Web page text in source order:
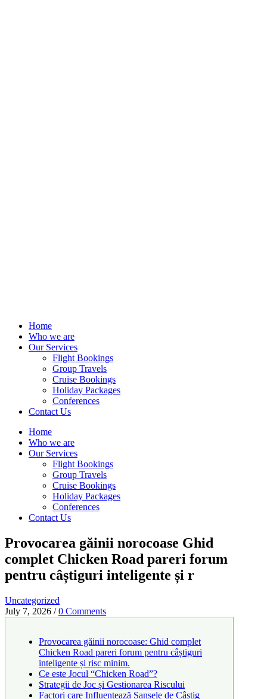
Home
Who we are
Our Services
Flight Bookings
Group Travels
Cruise Bookings
Holiday Packages
Conferences
Contact Us
Home
Who we are
Our Services
Flight Bookings
Group Travels
Cruise Bookings
Holiday Packages
Conferences
Contact Us
Provocarea găinii norocoase Ghid
complet Chicken Road pareri forum
pentru câștiguri inteligente și r
Uncategorized
July 7, 2026 / 0 Comments
Provocarea găinii norocoase: Ghid complet
Chicken Road pareri forum pentru câștiguri
inteligente și risc minim.
Ce este Jocul “Chicken Road”?
Strategii de Joc și Gestionarea Riscului
Factori care Influențează Șansele de Câștig